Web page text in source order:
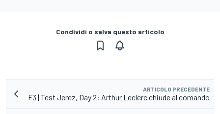
Condividi o salva questo articolo
ARTICOLO PRECEDENTE
F3 | Test Jerez, Day 2: Arthur Leclerc chiude al comando